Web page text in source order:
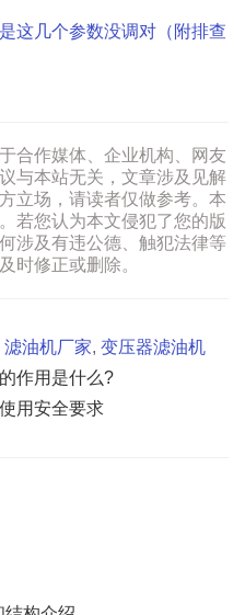
这几个参数没调对（附排查
合作媒体、企业机构、网友
与本站无关，文章涉及见解
立场，请读者仅做参考。本
若您认为本文侵犯了您的版
涉及有违公德、触犯法律等
时修正或删除。
滤油机厂家, 变压器滤油机
作用是什么?
用安全要求